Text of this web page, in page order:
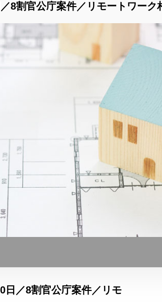
8割官公庁案件／リモートワー
日／8割官公庁案件／リモ